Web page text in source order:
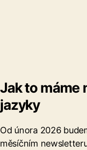
Jak to máme
jazyky
Od února 2026
měsíčním